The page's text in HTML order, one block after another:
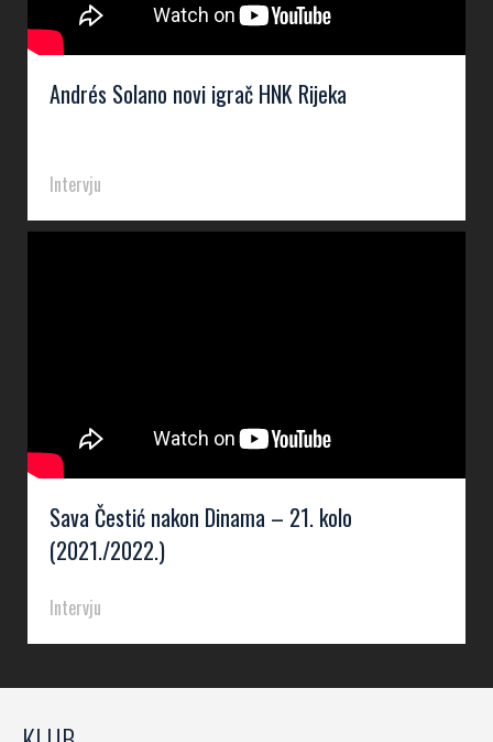
Andrés Solano novi igrač HNK Rijeka
Intervju
Sava Čestić nakon Dinama – 21. kolo
(2021./2022.)
Intervju